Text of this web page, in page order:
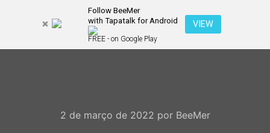
Follow BeeMer
with Tapatalk for Android
FREE - on Google Play
VIEW
2 de março de 2022 por BeeMer